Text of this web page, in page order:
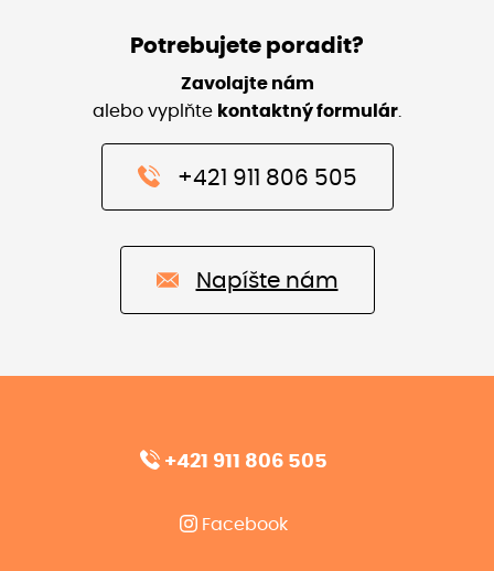
Potrebujete poradit?
Zavolajte nám
alebo vyplňte kontaktný formulár
+421 911 806 505
Napíšte nám
+421 911 806 505
Facebook